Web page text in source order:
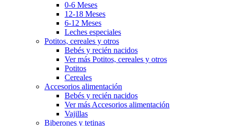
0-6 Meses
12-18 Meses
6-12 Meses
Leches especiales
Potitos, cereales y otros
Bebés y recién nacidos
Ver más Potitos, cereales y otros
Potitos
Cereales
Accesorios alimentación
Bebés y recién nacidos
Ver más Accesorios alimentación
Vajillas
Biberones y tetinas